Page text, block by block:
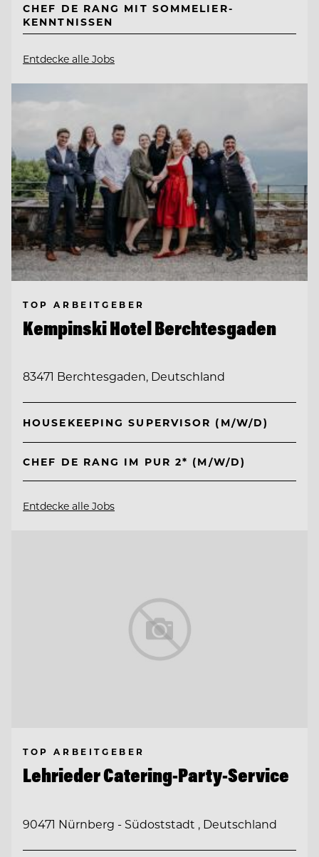
CHEF DE RANG MIT SOMMELIER-
KENNTNISSEN
Entdecke alle Jobs
TOP ARBEITGEBER
Kempinski Hotel Berchtesgaden
83471 Berchtesgaden, Deutschland
HOUSEKEEPING SUPERVISOR (M/W/D)
CHEF DE RANG IM PUR 2* (M/W/D)
Entdecke alle Jobs
TOP ARBEITGEBER
Lehrieder Catering-Party-Service
90471 Nürnberg - Südoststadt , Deutschland